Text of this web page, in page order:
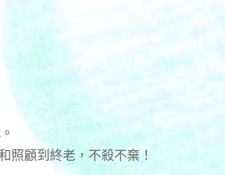
照顧到終老，不殺不棄！